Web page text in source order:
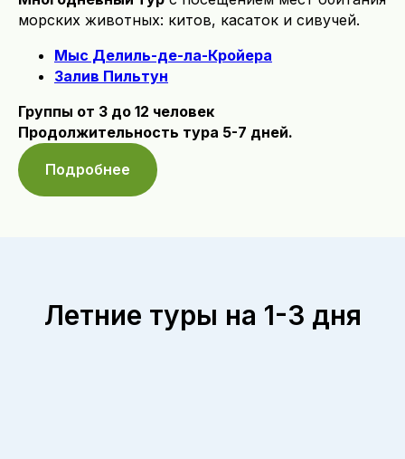
морских животных: китов, касаток и сивучей.
Мыс Делиль-де-ла-Кройера
Залив Пильтун
Группы от 3 до 12 человек
Продолжительность тура 5-7 дней.
Подробнее
Летние туры на 1-3 дня